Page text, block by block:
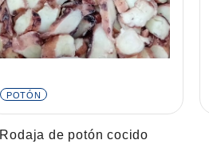
POTÓN
Rodaja de potón cocido